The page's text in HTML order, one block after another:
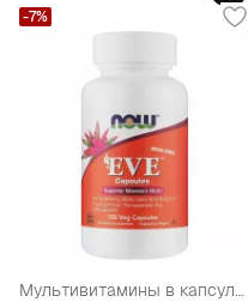
Мультивитамины в капсулах для женщин
-7%